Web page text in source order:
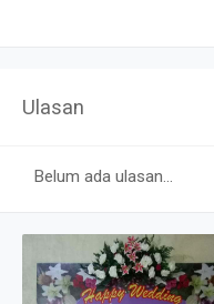
Ulasan
Belum ada ulasan...